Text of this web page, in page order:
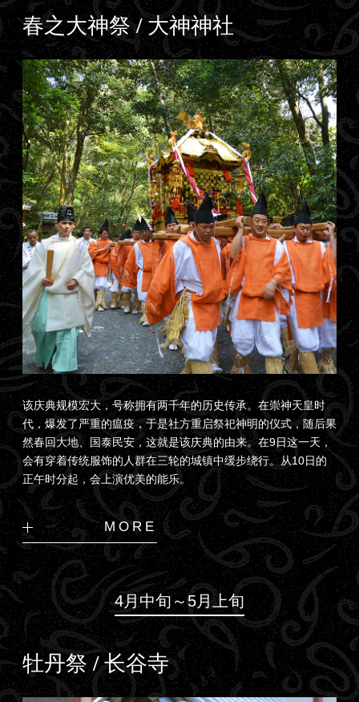
春之大神祭 / 大神神社
该庆典规模宏大，号称拥有两千年的历史传承。在崇神天皇时
代，爆发了严重的瘟疫，于是社方重启祭祀神明的仪式，随后果
然春回大地、国泰民安，这就是该庆典的由来。在9日这一天，
会有穿着传统服饰的人群在三轮的城镇中缓步绕行。从10日的
正午时分起，会上演优美的能乐。
MORE
4月中旬～5月上旬
牡丹祭 / 长谷寺